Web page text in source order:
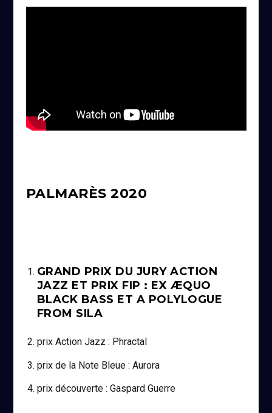
PALMARÈS 2020
GRAND PRIX DU JURY ACTION
JAZZ ET PRIX FIP : EX ÆQUO
BLACK BASS ET A POLYLOGUE
FROM SILA
prix Action Jazz : Phractal
prix de la Note Bleue : Aurora
prix découverte : Gaspard Guerre